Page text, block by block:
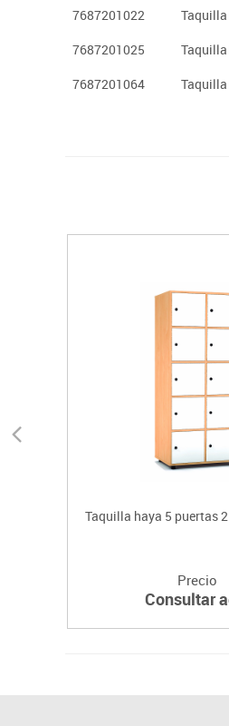
7687201022
Taquilla
7687201025
Taquilla
7687201064
Taquilla
Taquilla haya 5 puertas
Precio
Consultar